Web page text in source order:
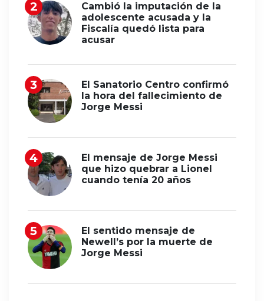
Cambió la imputación de la
adolescente acusada y la
Fiscalía quedó lista para
acusar
El Sanatorio Centro confirmó
la hora del fallecimiento de
Jorge Messi
El mensaje de Jorge Messi
que hizo quebrar a Lionel
cuando tenía 20 años
El sentido mensaje de
Newell’s por la muerte de
Jorge Messi